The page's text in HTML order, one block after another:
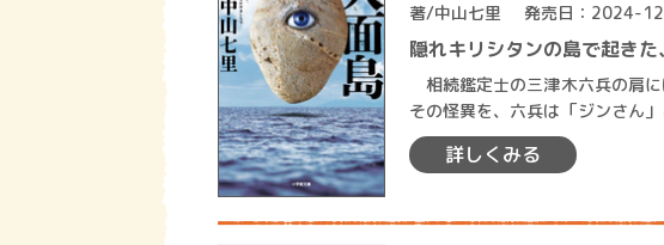
著/中山七里 発売日：2024-
隠れキリシタンの島で起き
相続鑑定士の三津木六兵の肩
その怪異を、六兵は「ジンさん
遣されたのは長崎にある島、通称
詳しくみる